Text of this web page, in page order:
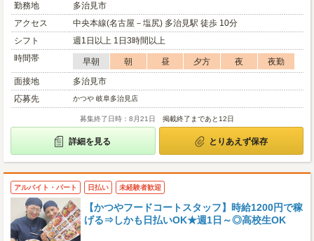
勤務地
多治見市
アクセス
中央本線(名古屋－塩尻) 多治見駅 徒歩 10分
シフト
週1日以上 1日3時間以上
時間帯
早朝 朝 昼 夕方 夜
夜勤
面接地
多治見市
応募先
かつや 岐阜多治見店
募集終了日時：8月21日 掲載終了まであと12日
詳細を見る とりあえず保存
アルバイト・パート 日払い 未経験者歓迎
【かつやフードコートスタッフ】時給1200円で稼
げる⇒しかも日払いOK★週1日～◎高校生OK